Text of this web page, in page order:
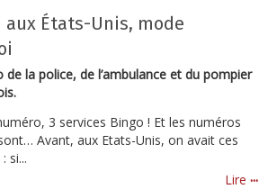
aux États-Unis, mode
de la police, de l’ambulance et du pompier
3 services Bingo ! Et les numéros
Avant, aux Etats-Unis, on avait ces
si...
Lire ...